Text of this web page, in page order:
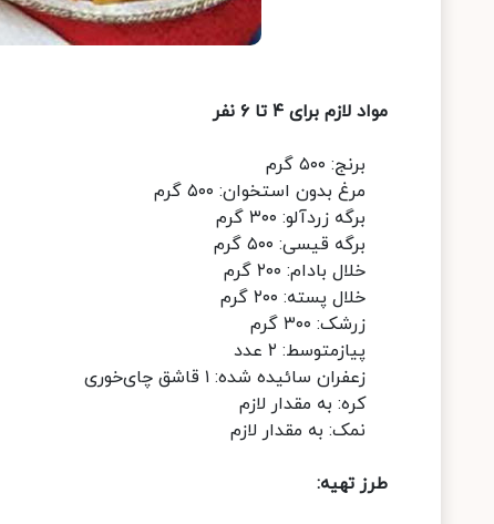
مواد لازم برای ۴ تا ۶ نفر
برنج: ۵۰۰ گرم
مرغ بدون استخوان: ۵۰۰ گرم
برگه زردآلو: ۳۰۰ گرم
برگه قیسی: ۵۰۰ گرم
خلال بادام: ۲۰۰ گرم
خلال پسته: ۲۰۰ گرم
زرشک: ۳۰۰ گرم
پیازمتوسط: ۲ عدد
زعفران سائیده شده: ۱ قاشق چای‌خوری
کره: به مقدار لازم
نمک: به مقدار لازم
طرز تهیه: